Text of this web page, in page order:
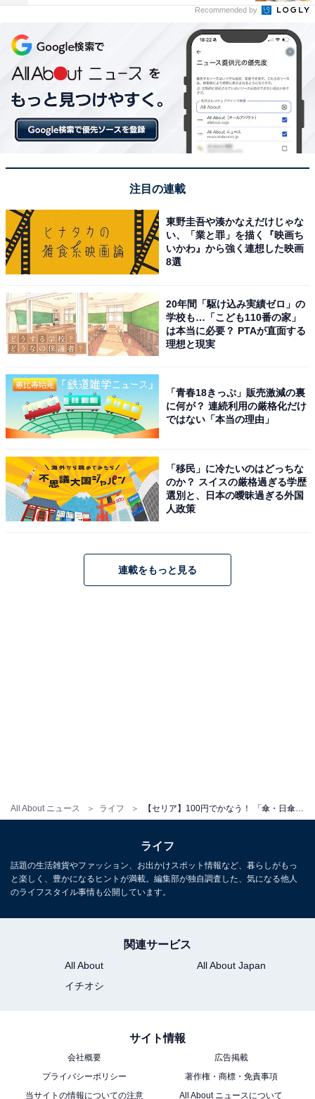
All About ニュース ライフ
も、ほかの人に間違われるのが嫌で、自分の席まで持っ
て行きたいと考える人もいます。
そのようなときに活躍してくれるのが、セリアの「チェ
ーン付き傘マーカー」110円（税込）です。
「チェーン付き傘マーカー」110円（税込） JANコード：4542804118247
輪っかの部分を傘の柄に通しておくことで、まずは自分
のものであることを主張できます。傘立てに入れておく
場合でも、目印になるので間違われることもないでしょ
う。
暗い夜道でピカッと光る「傘ミニチャーム 3P」
Recommended by
注目の連載
東野圭吾や湊かなえだけじゃな
い、「業と罪」を描く『映画ち
いかわ』から強く連想した映画
8選
20年間「駆け込み実績ゼロ」の
学校も…「こども110番の家」
は本当に必要？ PTAが直面する
理想と現実
「青春18きっぷ」販売激減の裏
に何が？ 連続利用の厳格化だけ
ではない「本当の理由」
「移民」に冷たいのはどっちな
のか？ スイスの厳格過ぎる学歴
選別と、日本の曖昧過ぎる外国
人政策
連載をもっと見る
ライフ
話題の生活雑貨やファッション、お出かけスポット情報など、暮らしがもっ
と楽しく、豊かになるヒントが満載。編集部が独自調査した、気になる他人
のライフスタイル事情も公開しています。
関連サービス
All About
All About Japan
イチオシ
サイト情報
会社概要
広告掲載
プライバシーポリシー
著作権・商標・免責事項
当サイトの情報についての注意
All About ニュースについて